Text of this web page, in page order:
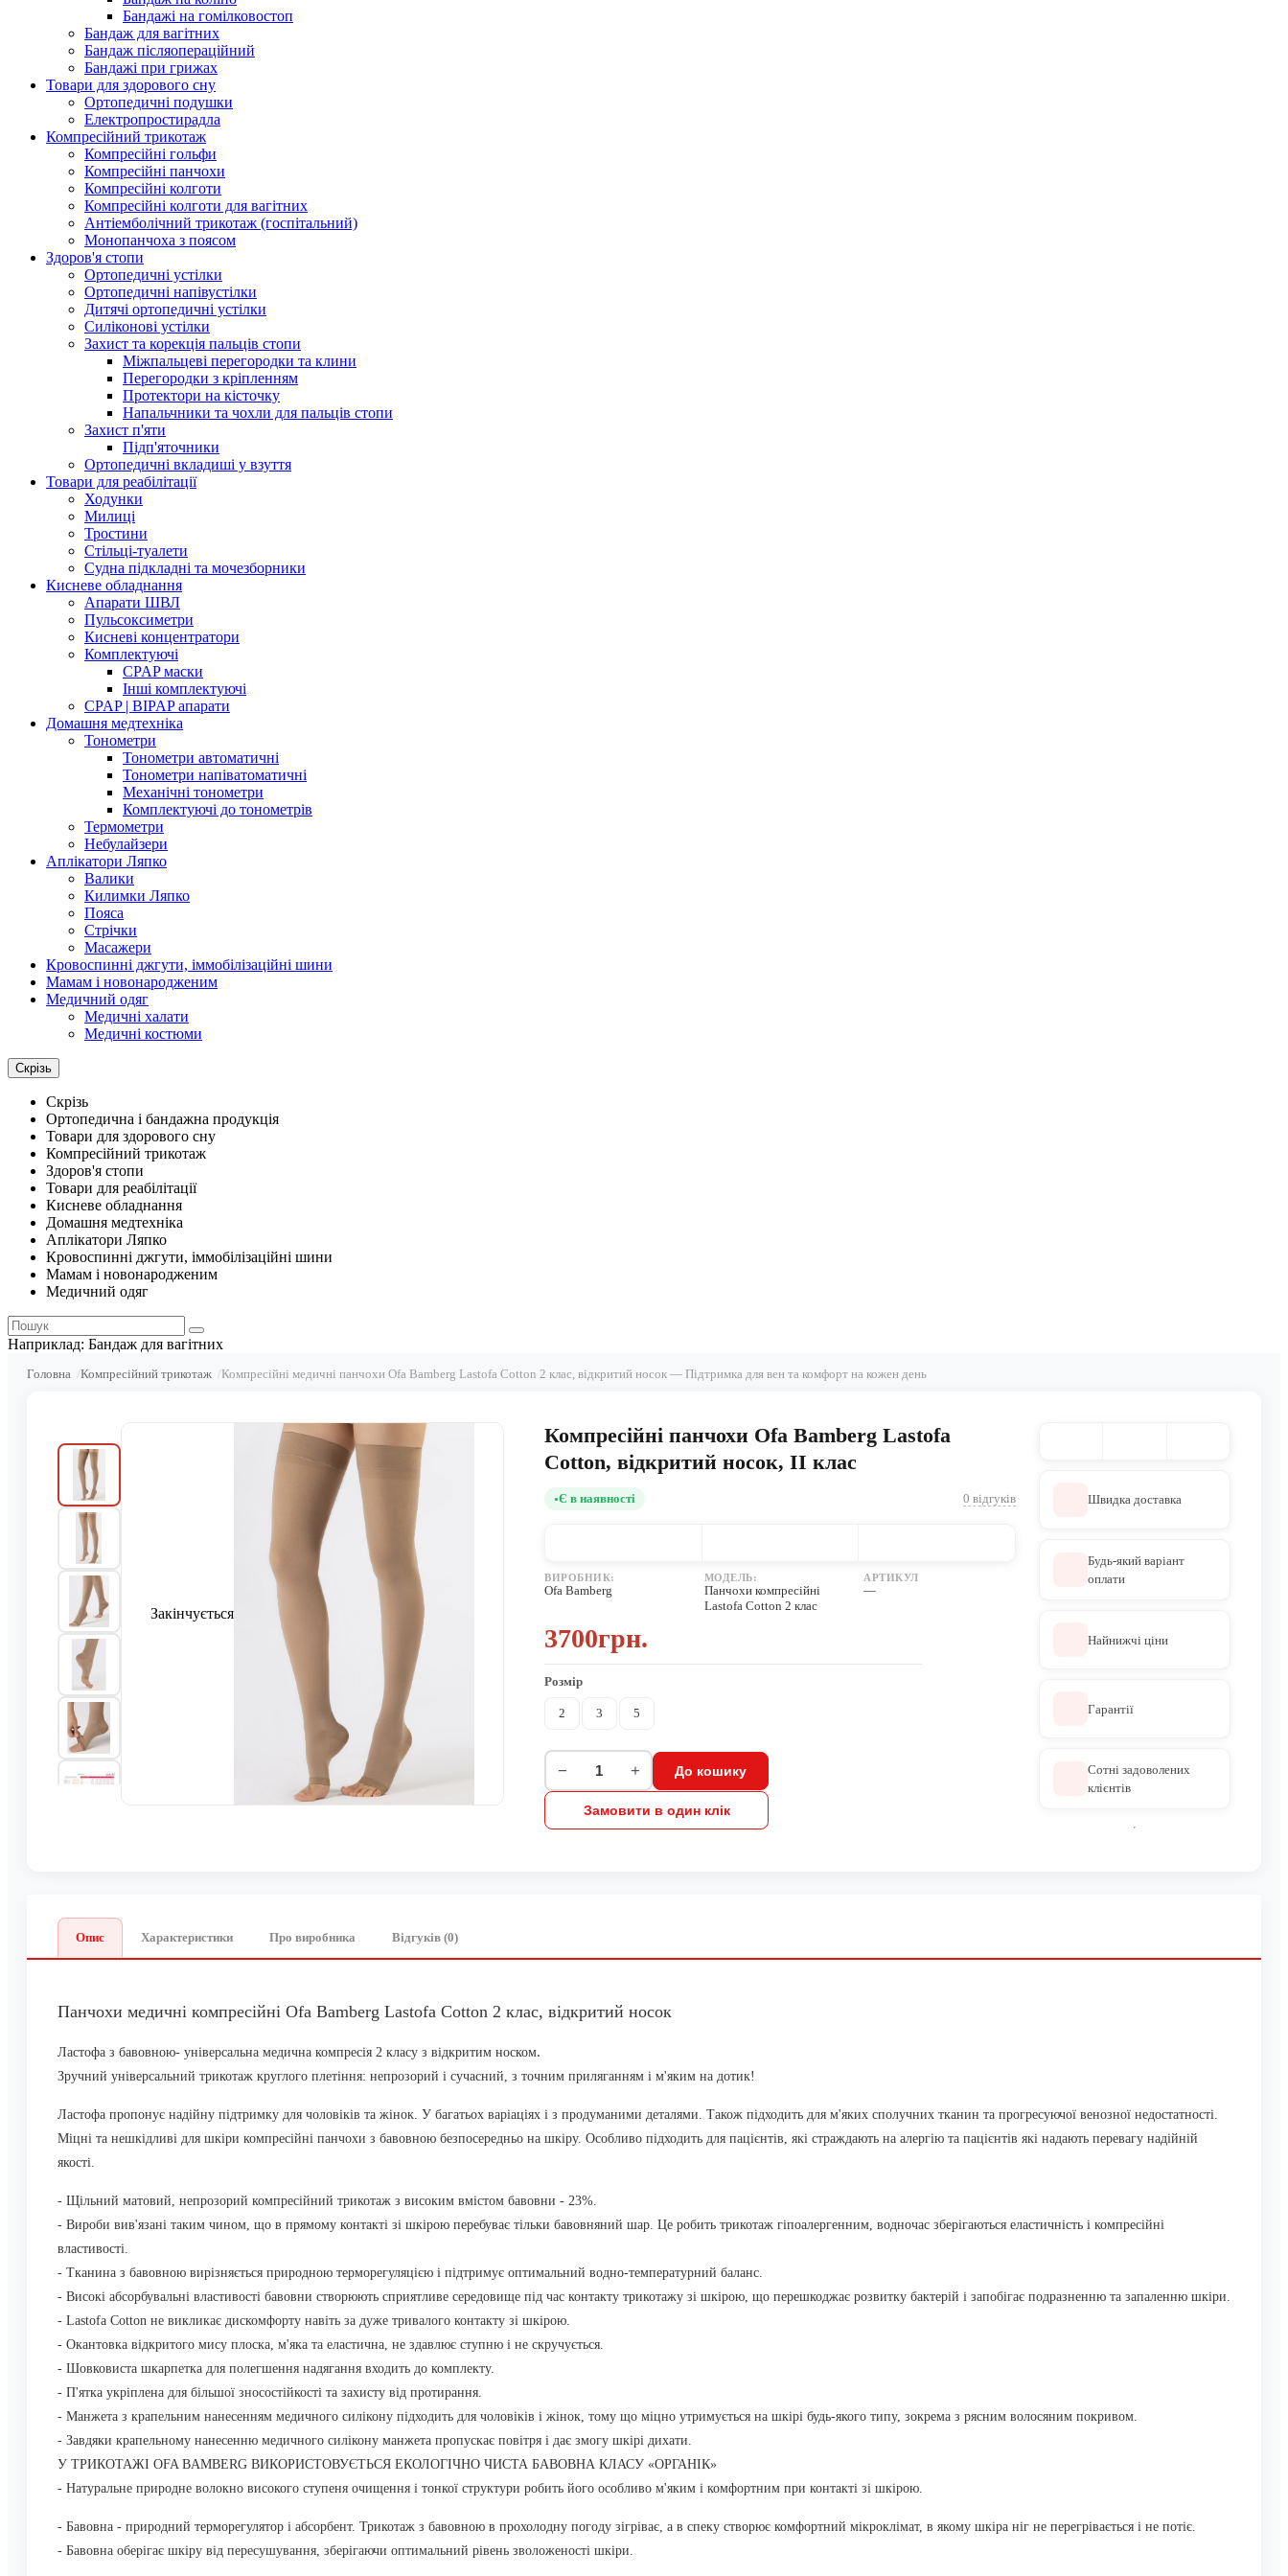
Бандажі на гомілковостоп
Бандаж для вагітних
Бандаж післяопераційний
Бандажі при грижах
Товари для здорового сну
Ортопедичні подушки
Електропростирадла
Компресійний трикотаж
Компресійні гольфи
Компресійні панчохи
Компресійні колготи
Компресійні колготи для вагітних
Антіемболічний трикотаж (госпітальний)
Монопанчоха з поясом
Здоров'я стопи
Ортопедичні устілки
Ортопедичні напівустілки
Дитячі ортопедичні устілки
Силіконові устілки
Захист та корекція пальців стопи
Міжпальцеві перегородки та клини
Перегородки з кріпленням
Протектори на кісточку
Напальчники та чохли для пальців стопи
Захист п'яти
Підп'яточники
Ортопедичні вкладиші у взуття
Товари для реабілітації
Ходунки
Милиці
Тростини
Стільці-туалети
Судна підкладні та мочезборники
Кисневе обладнання
Апарати ШВЛ
Пульсоксиметри
Кисневі концентратори
Комплектуючі
CPAP маски
Інші комплектуючі
CPAP | BIPAP апарати
Домашня медтехніка
Тонометри
Тонометри автоматичні
Тонометри напіватоматичні
Механічні тонометри
Комплектуючі до тонометрів
Термометри
Небулайзери
Аплікатори Ляпко
Валики
Килимки Ляпко
Пояса
Стрічки
Масажери
Кровоспинні джгути, іммобілізаційні шини
Мамам і новонародженим
Медичний одяг
Медичні халати
Медичні костюми
Скрізь
Скрізь
Ортопедична і бандажна продукція
Товари для здорового сну
Компресійний трикотаж
Здоров'я стопи
Товари для реабілітації
Кисневе обладнання
Домашня медтехніка
Аплікатори Ляпко
Кровоспинні джгути, іммобілізаційні шини
Мамам і новонародженим
Медичний одяг
Наприклад: Бандаж для вагітних
Головна Компресійний трикотаж Компресійні медичні панчохи Ofa Bamberg Lastofa Cotton 2 клас, відкритий носок — Підтримка для вен та комфорт на кожен день
Закінчується
Компресійні панчохи Ofa Bamberg Lastofa
Cotton, відкритий носок, II клас
Є в наявності 0 відгуків
ВИРОБНИК:
Ofa Bamberg
МОДЕЛЬ:
Панчохи компресійні
Lastofa Cotton 2 клас
АРТИКУЛ
—
3700грн.
Розмір
2 3 5
− + До кошику
Замовити в один клік
Швидка доставка
Будь-який варіант
оплати
Найнижчі ціни
Гарантії
Сотні задоволених
клієнтів
Опис Характеристики Про виробника Відгуків (0)
Панчохи медичні компресійні Ofa Bamberg Lastofa Cotton 2 клас, відкритий носок
Ластофа з бавовною- універсальна медична компресія 2 класу з відкритим носком.
Зручний універсальний трикотаж круглого плетіння: непрозорий і сучасний, з точним приляганням і м'яким на дотик!
Ластофа пропонує надійну підтримку для чоловіків та жінок. У багатьох варіаціях і з продуманими деталями. Також підходить для м'яких сполучних тканин та прогресуючої венозної недостатності.
Міцні та нешкідливі для шкіри компресійні панчохи з бавовною безпосередньо на шкіру. Особливо підходить для пацієнтів, які страждають на алергію та пацієнтів які надають перевагу надійній
якості.
- Щільний матовий, непрозорий компресійний трикотаж з високим вмістом бавовни - 23%.
- Вироби вив'язані таким чином, що в прямому контакті зі шкірою перебуває тільки бавовняний шар. Це робить трикотаж гіпоалергенним, водночас зберігаються еластичність і компресійні
властивості.
- Тканина з бавовною вирізняється природною терморегуляцією і підтримує оптимальний водно-температурний баланс.
- Високі абсорбувальні властивості бавовни створюють сприятливе середовище під час контакту трикотажу зі шкірою, що перешкоджає розвитку бактерій і запобігає подразненню та запаленню шкіри.
- Lastofa Cotton не викликає дискомфорту навіть за дуже тривалого контакту зі шкірою.
- Окантовка відкритого мису плоска, м'яка та еластична, не здавлює ступню і не скручується.
- Шовковиста шкарпетка для полегшення надягання входить до комплекту.
- П'ятка укріплена для більшої зносостійкості та захисту від протирання.
- Манжета з крапельним нанесенням медичного силікону підходить для чоловіків і жінок, тому що міцно утримується на шкірі будь-якого типу, зокрема з рясним волосяним покривом.
- Завдяки крапельному нанесенню медичного силікону манжета пропускає повітря і дає змогу шкірі дихати.
У ТРИКОТАЖІ OFA BAMBERG ВИКОРИСТОВУЄТЬСЯ ЕКОЛОГІЧНО ЧИСТА БАВОВНА КЛАСУ «ОРГАНІК»
- Натуральне природне волокно високого ступеня очищення і тонкої структури робить його особливо м'яким і комфортним при контакті зі шкірою.
- Бавовна - природний терморегулятор і абсорбент. Трикотаж з бавовною в прохолодну погоду зігріває, а в спеку створює комфортний мікроклімат, в якому шкіра ніг не перегрівається і не потіє.
- Бавовна оберігає шкіру від пересушування, зберігаючи оптимальний рівень зволоженості шкіри.